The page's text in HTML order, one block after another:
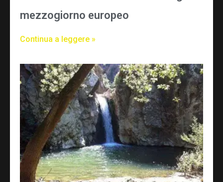
mezzogiorno europeo
Continua a leggere »